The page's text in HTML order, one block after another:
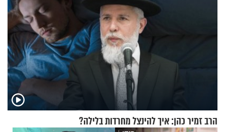
הרב זמיר כהן: איך להינצל מחרדות בלילה?